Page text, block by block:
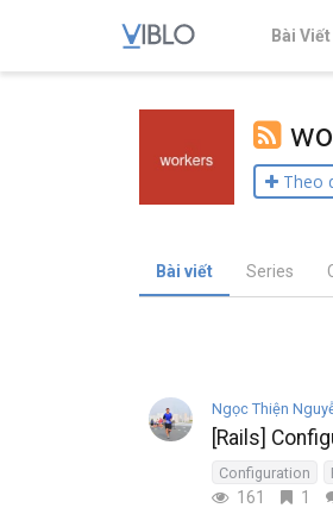
Bài Viết
Theo
Bài viết Series
Ngọc Thiện
[Rails]
Configuration
161 1